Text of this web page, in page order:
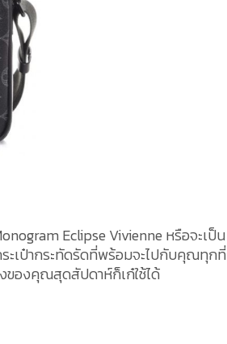
Eclipse Vivienne หรือจะเป็น
ะเป๋ากระทัดรัดที่พร้อมจะไปกับคุณทุก
ของคุณสุดสัปดาห์ก็เก๋ใช้ได้